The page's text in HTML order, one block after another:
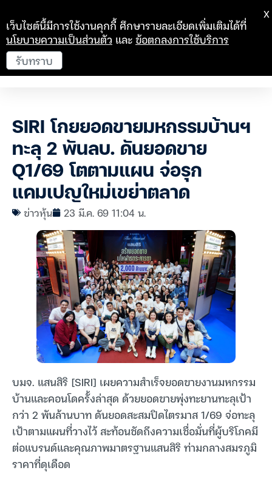
SIRI โกยยอดขายมหกรรมบ้านฯ
ทะลุ 2 พันลบ. ดันยอดขาย
Q1/69 โตตามแผน จ่อรุก
แคมเปญใหม่เขย่าตลาด
ข่าวหุ้น 23 มี.ค. 69 11:04 น.
บมจ. แสนสิริ [SIRI] เผยความสำเร็จยอดขายงานมหกรรม
บ้านและคอนโดครั้งล่าสุด ด้วยยอดขายพุ่งทะยานทะลุเป้า
กว่า 2 พันล้านบาท ดันยอดสะสมปิดไตรมาส 1/69 จ่อทะลุ
เป้าตามแผนที่วางไว้ สะท้อนชัดถึงความเชื่อมั่นที่ผู้บริโภคมี
ต่อแบรนด์และคุณภาพมาตรฐานแสนสิริ ท่ามกลางสมรภูมิ
ราคาที่ดุเดือด
เว็บไซต์นี้มีการใช้งานคุกกี้ ศึกษารายละเอียดเพิ่มเติมได้ที่
นโยบายความเป็นส่วนตัว และข้อตกลงการใช้บริการ
รับทราบ
X